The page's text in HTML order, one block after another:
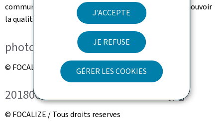
J'ACCEPTE
JE REFUSE
GÉRER LES COOKIES
communes et des établissements publics afin de promouvoir
la qualité et l’innovation dans le secteur public.
photo-de-groupe.jpg
© FOCALIZE / Tous droits reserves
20180614-remise-label-esr-8524.jpg
© FOCALIZE / Tous droits reserves